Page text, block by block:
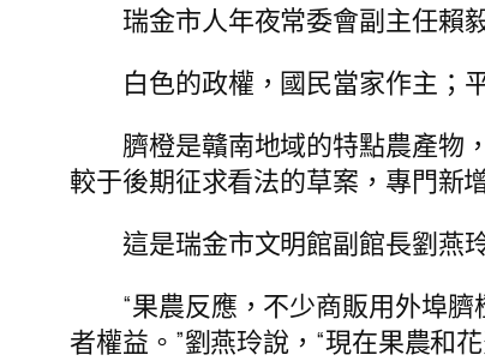
瑞金市人年夜常委會副主任賴
白色的政權，國民當家作主；
臍橙是贛南地域的特點農產物
較于後期征求看法的草案，專門新
這是瑞金市文明館副館長劉燕
“果農反應，不少商販用外埠
者權益。”劉燕玲說，“現在果農和